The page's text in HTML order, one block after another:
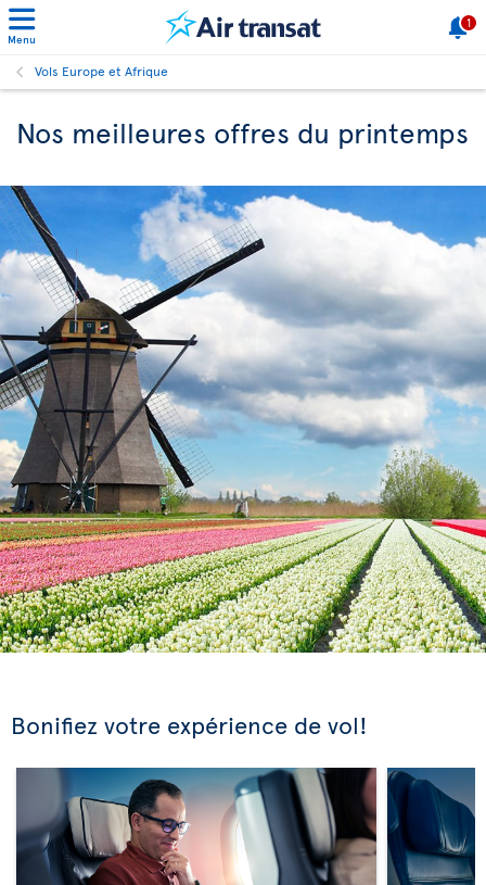
Menu
1
Vols Europe et Afrique
Nos meilleures offres du printemps
Bonifiez votre expérience de vol!